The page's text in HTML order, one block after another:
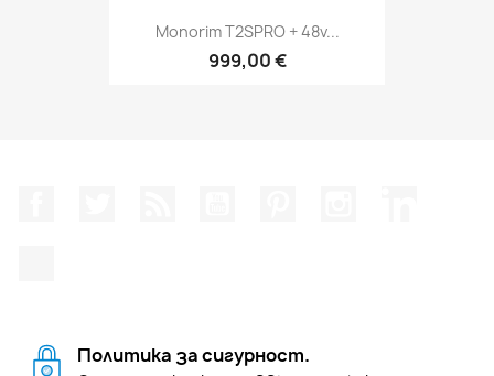
Monorim T2SPRO + 48v...
999,00 €
Политика за сигурност.